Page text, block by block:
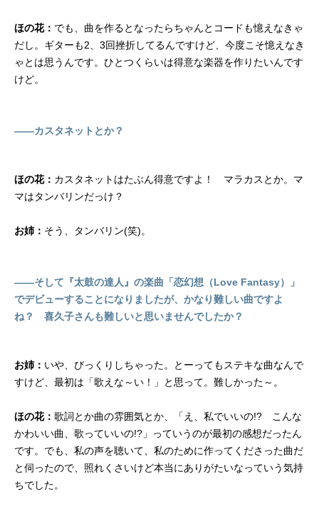
ほの花： でも、曲を作るとなったらちゃんとコードも憶えなきゃ
だし。ギターも2、3回挫折してるんですけど、今度こそ憶えなき
ゃとは思うんです。ひとつくらいは得意な楽器を作りたいんです
けど。
――カスタネットとか？
ほの花： カスタネットはたぶん得意ですよ！ マラカスとか。マ
マはタンバリンだっけ？
お姉： そう、タンバリン(笑)。
――そして『太鼓の達人』の楽曲「恋幻想（Love Fantasy）」
でデビューすることになりましたが、かなり難しい曲ですよ
ね？ 喜久子さんも難しいと思いませんでしたか？
お姉： いや、びっくりしちゃった。とーってもステキな曲なんで
すけど、最初は「歌えな～い！」と思って。難しかった～。
ほの花： 歌詞とか曲の雰囲気とか、「え、私でいいの!? こんな
かわいい曲、歌っていいの!?」っていうのが最初の感想だったん
です。でも、私の声を聴いて、私のために作ってくださった曲だ
と伺ったので、照れくさいけど本当にありがたいなっていう気持
ちでした。